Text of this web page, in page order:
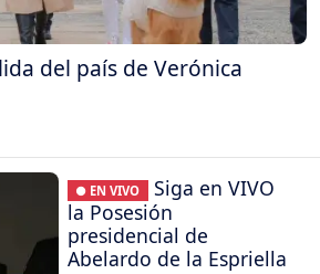
del país de Verónica
● EN VIVO
Siga en VIVO
la Posesión
presidencial de
Abelardo de la Espriella